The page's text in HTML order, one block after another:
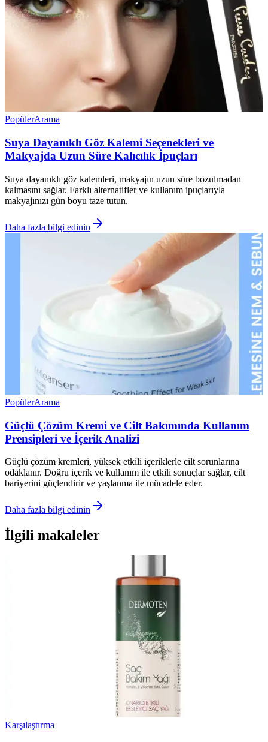
PopülerArama
Suya Dayanıklı Göz Kalemi Seçenekleri ve
Makyajda Uzun Süre Kalıcılık İpuçları
Suya dayanıklı göz kalemleri, makyajın uzun süre bozulmadan
kalmasını sağlar. Farklı alternatifler ve kullanım ipuçlarıyla
makyajınızı gün boyu taze tutun.
Daha fazla bilgi edinin
PopülerArama
Güçlü Çözüm Kremi ve Cilt Bakımında Kullanım
Prensipleri ve İçerik Analizi
Güçlü çözüm kremleri, yüksek etkili içeriklerle cilt sorunlarına
odaklanır. Doğru içerik ve kullanım ile etkili sonuçlar sağlar, cilt
bariyerini güçlendirir ve yaşlanma ile mücadele eder.
Daha fazla bilgi edinin
İlgili makaleler
Karşılaştırma